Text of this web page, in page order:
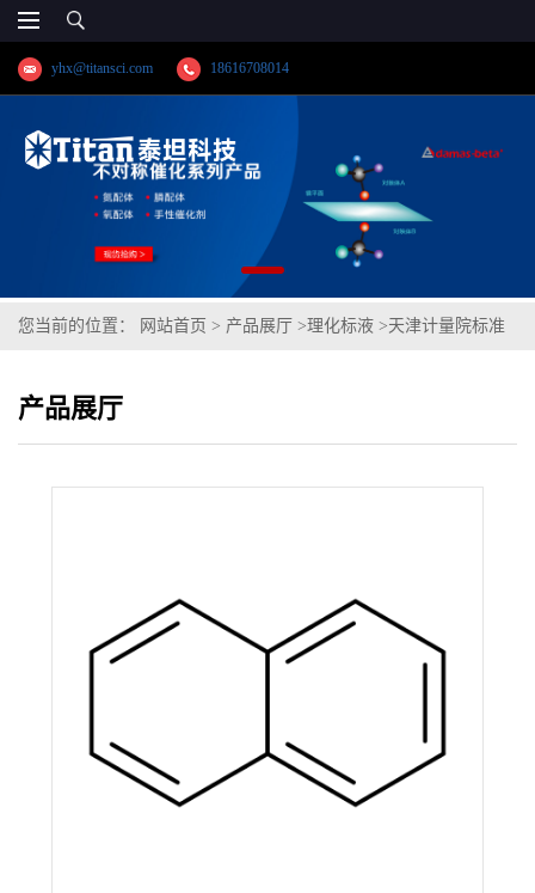
yhx@titansci.com 18616708014
您当前的位置： 网站首页 > 产品展厅 >理化标液 >天津计量院标准
产品展厅